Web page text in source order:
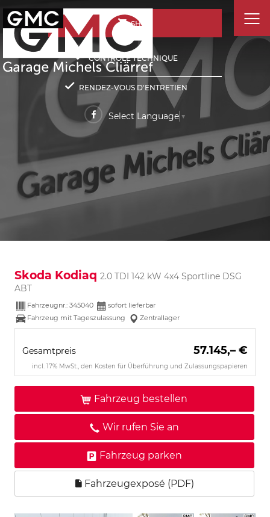
SHOP
CONTRÔLE TECHNIQUE
RENDEZ-VOUS D'ENTRETIEN
Select Language ▼
Skoda Kodiaq 2.0 TDI 142 kW 4x4 Sportline DSG
ABT
Fahrzeugnr.: 345040
sofort lieferbar
Fahrzeug mit Tageszulassung
Zentrallager
Gesamtpreis 57.145,– €
incl. 17% MwSt., den Kosten für Überführung und Zulassungspapieren
Fahrzeug bestellen
Wir rufen Sie an
Fahrzeug parken
Fahrzeugexposé (PDF)